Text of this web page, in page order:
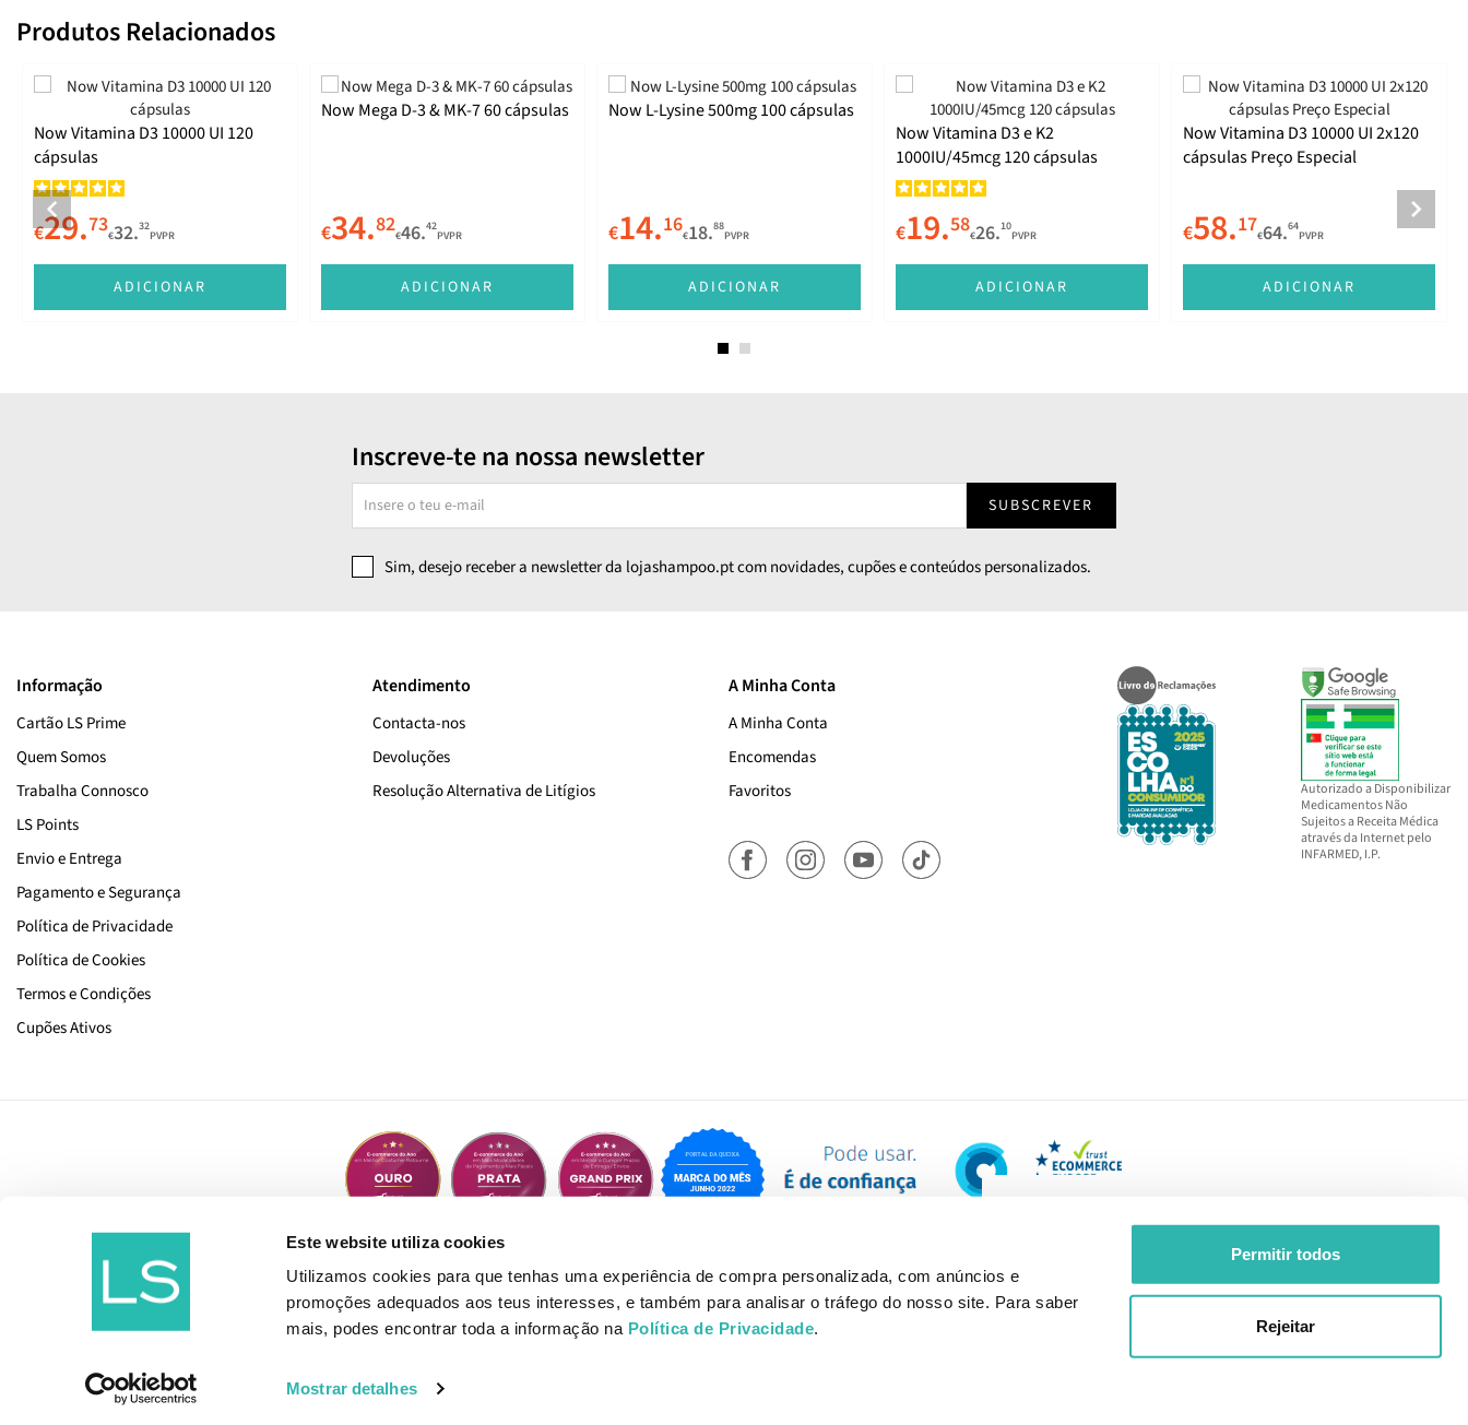
Este website utiliza cookies
Utilizamos cookies para que tenhas uma experiência de compra personalizada, com anúncios e
promoções adequados aos teus interesses, e também para analisar o tráfego do nosso site. Para saber
mais, podes encontrar toda a informação na Política de Privacidade.
Mostrar detalhes
Permitir todos
Rejeitar
Produtos Relacionados
Now Vitamina D3 10000 UI 120
cápsulas
€29.73€32.32
PVPR
ADICIONAR
Now Mega D-3 & MK-7 60 cápsulas
€34.82€46.42
PVPR
ADICIONAR
Now L-Lysine 500mg 100 cápsulas
€14.16€18.88
PVPR
ADICIONAR
Now Vitamina D3 e K2
1000IU/45mcg 120 cápsulas
€19.58€26.10
PVPR
ADICIONAR
Now Vitamina D3 10000 UI 2x120
cápsulas Preço Especial
€58.17€64.64
PVPR
ADICIONAR
Inscreve-te na nossa newsletter
SUBSCREVER
Sim, desejo receber a newsletter da lojashampoo.pt com novidades, cupões e conteúdos personalizados.
Informação
Cartão LS Prime
Quem Somos
Trabalha Connosco
LS Points
Envio e Entrega
Pagamento e Segurança
Política de Privacidade
Política de Cookies
Termos e Condições
Cupões Ativos
Atendimento
Contacta-nos
Devoluções
Resolução Alternativa de Litígios
A Minha Conta
A Minha Conta
Encomendas
Favoritos
Autorizado a Disponibilizar
Medicamentos Não
Sujeitos a Receita Médica
através da Internet pelo
INFARMED, I.P.